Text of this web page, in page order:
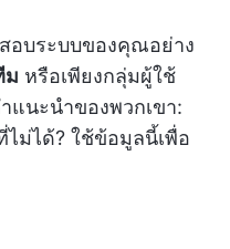
อบระบบของคุณอย่าง
ม หรือเพียงกลุ่มผู้ใช้
แนะนำของพวกเขา:
ไม่ได้? ใช้ข้อมูลนี้เพื่อ